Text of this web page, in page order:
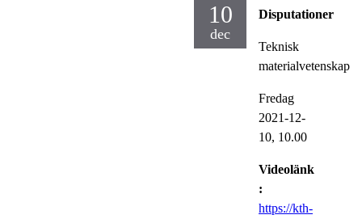
10
dec
Disputationer
Teknisk
materialvetenskap
Fredag
2021-12-
10, 10.00
Videolänk
:
https://kth-